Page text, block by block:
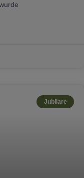
Jubilare